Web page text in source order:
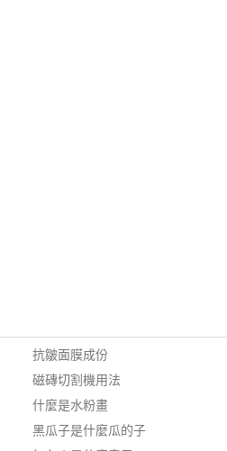
抗皺面膜成份
磁磚切割機用法
什麼是水粉畫
黑瓜子是什麼瓜的子